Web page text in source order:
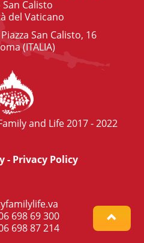
San Calisto
del Vaticano
San Calisto, 16
(ITALIA)
and Life 2017 - 2022
- Privacy Policy
698 69 300
698 87 214